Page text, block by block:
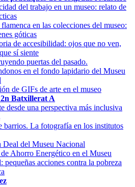
del trabajo en un museo: relato de
en las colecciones del museo:
góticas
de accesibilidad: ojos que no ven,
sí siente
puertas del pasado.
en el fondo lapidario del Museu
de GIFs de arte en el museo
Batxillerat A
desde una perspectiva más inclusiva
barrios. La fotografía en los institutos
Deal del Museu Nacional
Ahorro Energético en el Museu
pequeñas acciones contra la pobreza